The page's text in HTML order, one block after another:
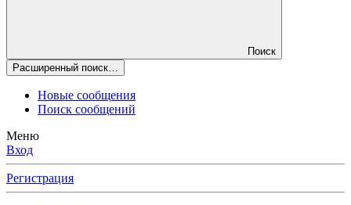
Поиск
Расширенный поиск…
Новые сообщения
Поиск сообщений
Меню
Вход
Регистрация